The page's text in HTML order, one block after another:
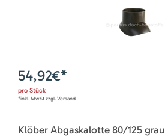
54,92€*
pro Stück
*inkl. MwSt zzgl. Versand
Klöber Abgaskalotte 80/125 grau